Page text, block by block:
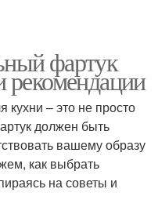
фартук
рекомендации
кухни – это не просто
должен быть
вашему образу
как выбрать
на советы и